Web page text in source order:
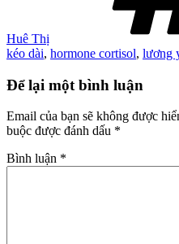
Huê Thị
kéo dài, hormone cortisol, lương
Để lại một bình luận
Email của bạn sẽ không được
buộc được đánh dấu *
Bình luận *